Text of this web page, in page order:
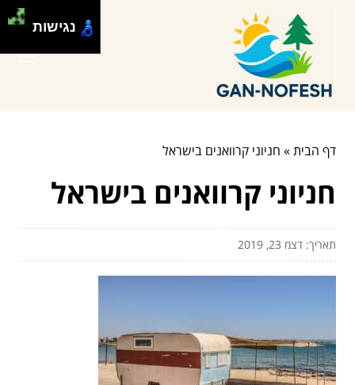
דף הבית» חניוני קרוואנים בישראל
חניוני קרוואנים בישראל
תאריך: דצמ 23, 2019
נגישות